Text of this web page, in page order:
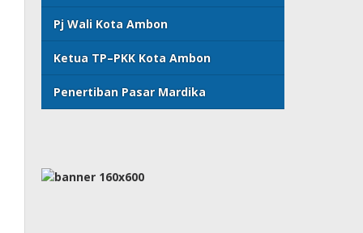
Pj Wali Kota Ambon
Ketua TP–PKK Kota Ambon
Penertiban Pasar Mardika